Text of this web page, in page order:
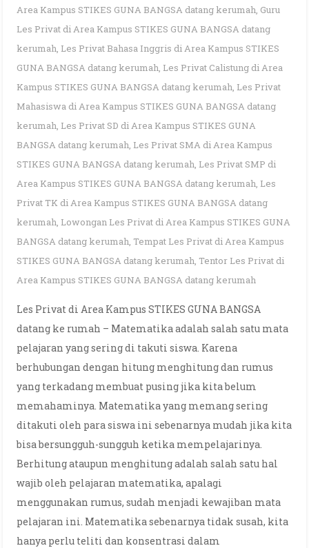
Area Kampus STIKES GUNA BANGSA datang kerumah, Guru
Les Privat di Area Kampus STIKES GUNA BANGSA datang
kerumah, Les Privat Bahasa Inggris di Area Kampus STIKES
GUNA BANGSA datang kerumah, Les Privat Calistung di Area
Kampus STIKES GUNA BANGSA datang kerumah, Les Privat
Mahasiswa di Area Kampus STIKES GUNA BANGSA datang
kerumah, Les Privat SD di Area Kampus STIKES GUNA
BANGSA datang kerumah, Les Privat SMA di Area Kampus
STIKES GUNA BANGSA datang kerumah, Les Privat SMP di
Area Kampus STIKES GUNA BANGSA datang kerumah, Les
Privat TK di Area Kampus STIKES GUNA BANGSA datang
kerumah, Lowongan Les Privat di Area Kampus STIKES GUNA
BANGSA datang kerumah, Tempat Les Privat di Area Kampus
STIKES GUNA BANGSA datang kerumah, Tentor Les Privat di
Area Kampus STIKES GUNA BANGSA datang kerumah
Les Privat di Area Kampus STIKES GUNA BANGSA
datang ke rumah – Matematika adalah salah satu mata
pelajaran yang sering di takuti siswa. Karena
berhubungan dengan hitung menghitung dan rumus
yang terkadang membuat pusing jika kita belum
memahaminya. Matematika yang memang sering
ditakuti oleh para siswa ini sebenarnya mudah jika kita
bisa bersungguh-sungguh ketika mempelajarinya.
Berhitung ataupun menghitung adalah salah satu hal
wajib oleh pelajaran matematika, apalagi
menggunakan rumus, sudah menjadi kewajiban mata
pelajaran ini. Matematika sebenarnya tidak susah, kita
hanya perlu teliti dan konsentrasi dalam